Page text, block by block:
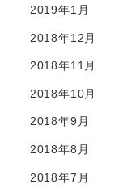
2019年1月
2018年12月
2018年11月
2018年10月
2018年9月
2018年8月
2018年7月